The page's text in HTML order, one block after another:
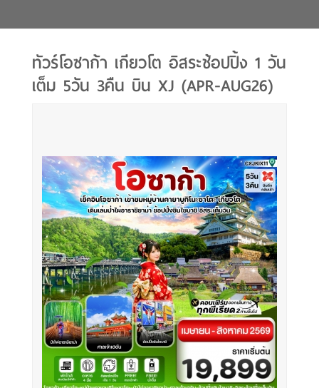
ทัวร์โอซาก้า เกียวโต อิสระช้อปปิ้ง 1 วัน
เต็ม 5วัน 3คืน บิน XJ (APR-AUG26)